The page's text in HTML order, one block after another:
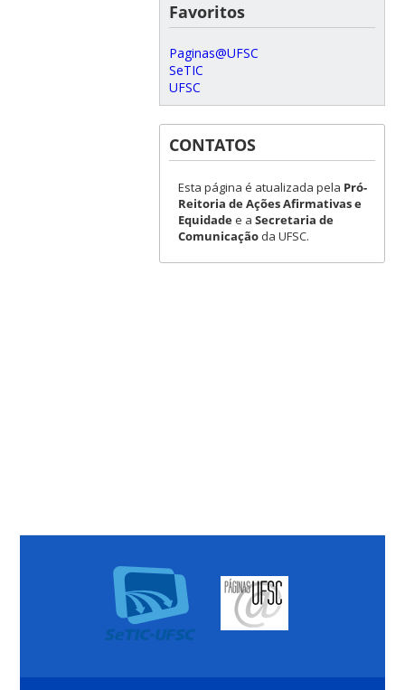
Favoritos
Paginas@UFSC
SeTIC
UFSC
CONTATOS
Esta página é atualizada pela Pró-
Reitoria de Ações Afirmativas e
Equidadee a Secretaria de
Comunicaçãoda UFSC.